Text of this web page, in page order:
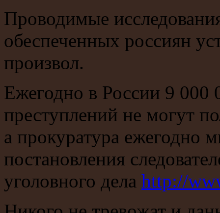
Проводимые
обеспеченных россиян
произвол.
Ежегодно в России 9 000
преступлений не могут
а прокуратура ежегодно
постановления
уголовного дела http://